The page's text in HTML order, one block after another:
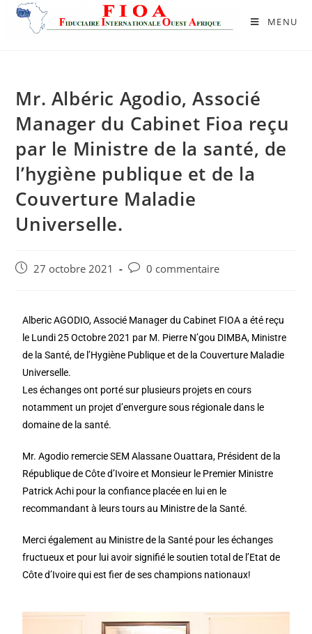
MENU
Mr. Albéric Agodio, Associé
Manager du Cabinet Fioa reçu
par le Ministre de la santé, de
l’hygiène publique et de la
Couverture Maladie
Universelle.
27 octobre 2021 0 commentaire
Alberic AGODIO, Associé Manager du Cabinet FIOA a été reçu
le Lundi 25 Octobre 2021 par M. Pierre N’gou DIMBA, Ministre
de la Santé, de l’Hygiène Publique et de la Couverture Maladie
Universelle.
Les échanges ont porté sur plusieurs projets en cours
notamment un projet d’envergure sous régionale dans le
domaine de la santé.
Mr. Agodio remercie SEM Alassane Ouattara, Président de la
République de Côte d’Ivoire et Monsieur le Premier Ministre
Patrick Achi pour la confiance placée en lui en le
recommandant à leurs tours au Ministre de la Santé.
Merci également au Ministre de la Santé pour les échanges
fructueux et pour lui avoir signifié le soutien total de l’Etat de
Côte d’Ivoire qui est fier de ses champions nationaux!